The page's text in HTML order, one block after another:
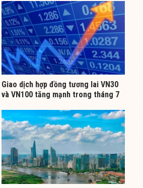
Giao dịch hợp đồng tương lai VN30
và VN100 tăng mạnh trong tháng 7